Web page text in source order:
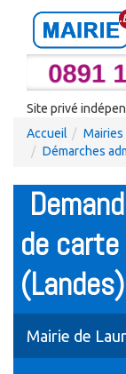
Site privé
Accueil
Mairies
Démarches
de
(Landes)
Mairie de